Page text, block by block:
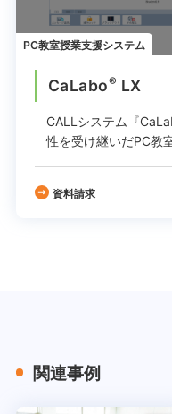
PC教室授業支援システム
CaLabo® LX
CALLシステム『
性を受け継いだPC教
資料請求
関連事例